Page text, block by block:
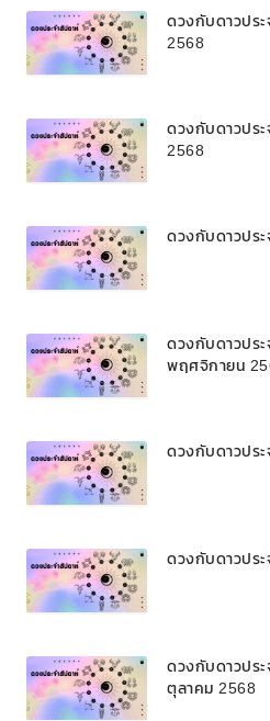
ดวงกับดาวปร
2568
ดวงกับดาวปร
2568
ดวงกับดาวปร
ดวงกับดาวปร
พฤศจิกายน
ดวงกับดาวปร
ดวงกับดาวปร
ดวงกับดาวปร
ตุลาคม 2568